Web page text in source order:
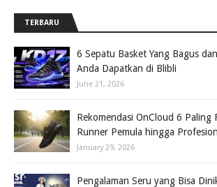
TERBARU
6 Sepatu Basket Yang Bagus
Anda Dapatkan di Blibli
June 21, 2026
Rekomendasi OnCloud 6 Paling
Runner Pemula hingga
January 29, 2026
Pengalaman Seru yang Bisa